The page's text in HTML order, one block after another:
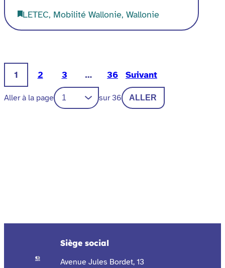
LETEC, Mobilité Wallonie, Wallonie
1 2 3 … 36 Suivant
Aller à la page sur 36 ALLER
Siège social
Avenue Jules Bordet, 13